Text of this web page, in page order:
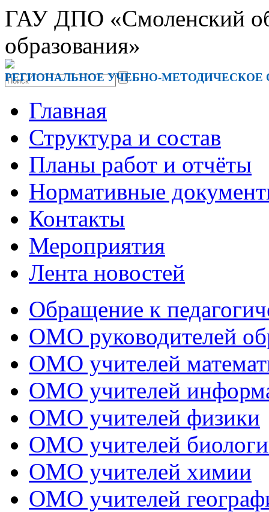
ГАУ ДПО «Смоленский
образования»
РЕГИОНАЛЬНОЕ УЧЕБНО-МЕТОДИЧЕСКОЕ
Главная
Структура и состав
Планы работ и отчёты
Нормативные
Контакты
Мероприятия
Лента новостей
Обращение к
ОМО руководителей
ОМО учителей
ОМО учителей
ОМО учителей физики
ОМО учителей
ОМО учителей химии
ОМО учителей